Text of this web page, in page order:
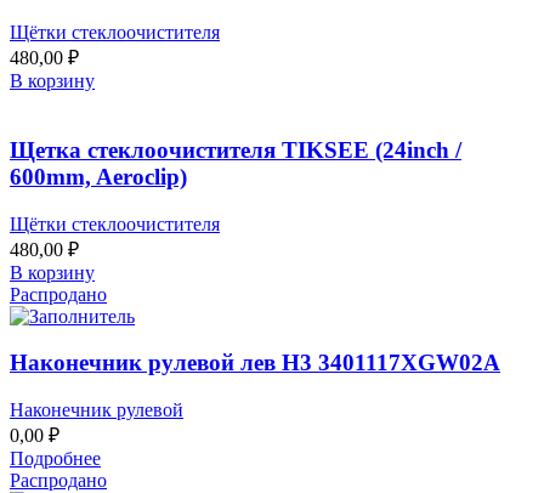
Щётки стеклоочистителя
480,00 ₽
В корзину
Щетка стеклоочистителя TIKSEE (24inch /
600mm, Aeroclip)
Щётки стеклоочистителя
480,00 ₽
В корзину
Распродано
Наконечник рулевой лев H3 3401117XGW02A
Наконечник рулевой
0,00 ₽
Подробнее
Распродано